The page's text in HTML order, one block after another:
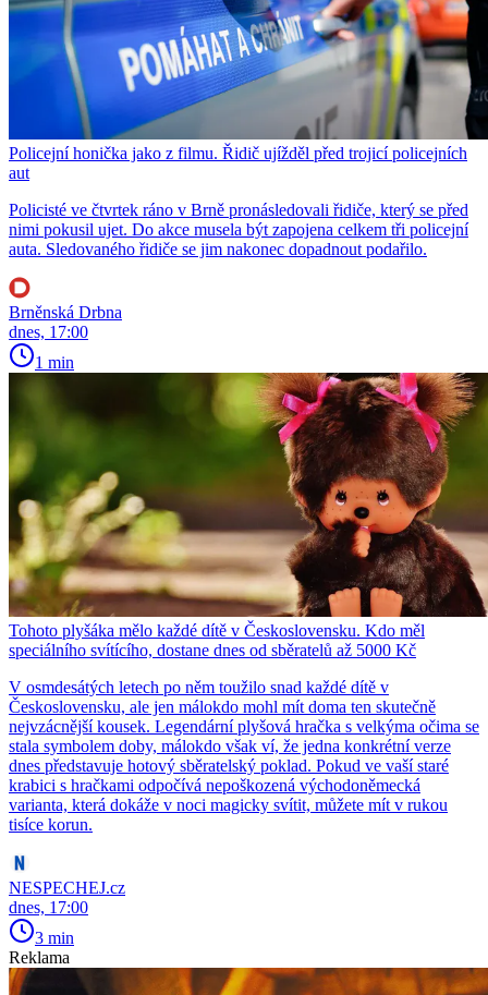
Policejní honička jako z filmu. Řidič ujížděl před trojicí policejních
aut
Policisté ve čtvrtek ráno v Brně pronásledovali řidiče, který se před
nimi pokusil ujet. Do akce musela být zapojena celkem tři policejní
auta. Sledovaného řidiče se jim nakonec dopadnout podařilo.
Brněnská Drbna
dnes, 17:00
1 min
Tohoto plyšáka mělo každé dítě v Československu. Kdo měl
speciálního svítícího, dostane dnes od sběratelů až 5000 Kč
V osmdesátých letech po něm toužilo snad každé dítě v
Československu, ale jen málokdo mohl mít doma ten skutečně
nejvzácnější kousek. Legendární plyšová hračka s velkýma očima se
stala symbolem doby, málokdo však ví, že jedna konkrétní verze
dnes představuje hotový sběratelský poklad. Pokud ve vaší staré
krabici s hračkami odpočívá nepoškozená východoněmecká
varianta, která dokáže v noci magicky svítit, můžete mít v rukou
tisíce korun.
NESPECHEJ.cz
dnes, 17:00
3 min
Reklama